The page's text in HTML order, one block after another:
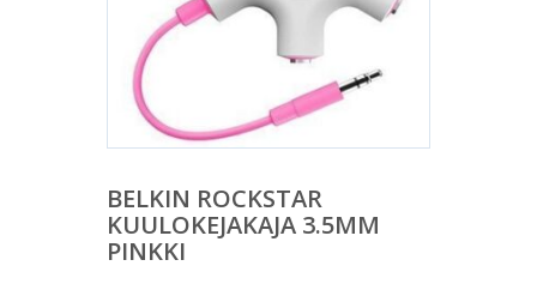
BELKIN ROCKSTAR
KUULOKEJAKAJA 3.5MM
PINKKI